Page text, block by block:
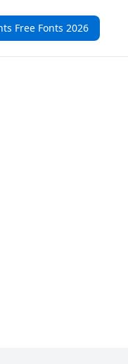
Free Fonts 2026